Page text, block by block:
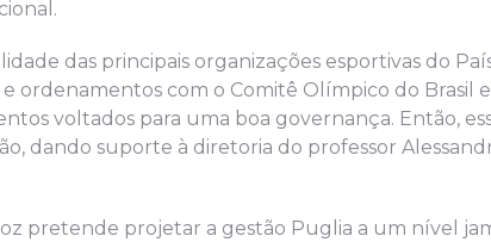
das principais organizações esportivas do
ordenamentos com o Comitê Olímpico do Brasil
voltados para uma boa governança. Então,
dando suporte à diretoria do professor
pretende projetar a gestão Puglia a um nível